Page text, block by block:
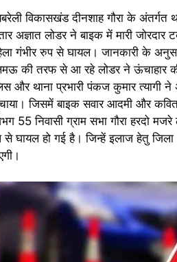
विकासखंड दीनशाह गौरा के
अज्ञात लोडर ने बाइक में मारी
गंभीर रुप से घायल। जानकारी के
की तरफ से आ रहे लोडर ने ऊंचाहार की
और थाना प्रभारी पंकज कुमार त्यागी
जिसमें बाइक सवार आदमी और
55 निवासी ग्राम सभा गौरा हरदो
घायल हो गई है। जिन्हें इलाज हेतु जिला